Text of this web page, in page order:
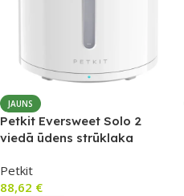
JAUNS
Petkit Eversweet Solo 2
viedā ūdens strūklaka
Petkit
88,62 €